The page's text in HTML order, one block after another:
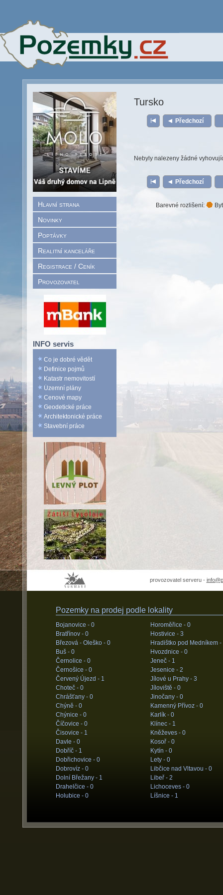
Hlavní strana
Novinky
Poptávky
Realitní kanceláře
Registrace / Ceník
Provozovatel
INFO servis
Co je dobré vědět
Definice pojmů
Katastr nemovitostí
Územní plány
Cenové mapy
Geodetické práce
Architektonické práce
Stavební práce
Tursko
Předchozí
Nebyly nalezeny žádné
Předchozí
Barevné rozlišení:
provozovatel serveru -
Pozemky na prodej podle lokality
Bojanovice - 0
Bratřínov - 0
Březová - Oleško - 0
Buš - 0
Černolice - 0
Černošice - 0
Červený Újezd - 1
Choteč - 0
Chrášťany - 0
Chýně - 0
Chýnice - 0
Číčovice - 0
Čisovice - 1
Davle - 0
Dobříč - 1
Dobřichovice - 0
Dobrovíz - 0
Dolní Břežany - 1
Drahelčice - 0
Holubice - 0
Horoměřice - 0
Hostivice - 3
Hradištko pod Medníkem -
Hvozdnice - 0
Jeneč - 1
Jesenice - 2
Jílové u Prahy - 3
Jíloviště - 0
Jinočany - 0
Kamenný Přívoz - 0
Karlík - 0
Klínec - 1
Kněževes - 0
Kosoř - 0
Kytín - 0
Lety - 0
Libčice nad Vltavou - 0
Libeř - 2
Lichoceves - 0
Líšnice - 1